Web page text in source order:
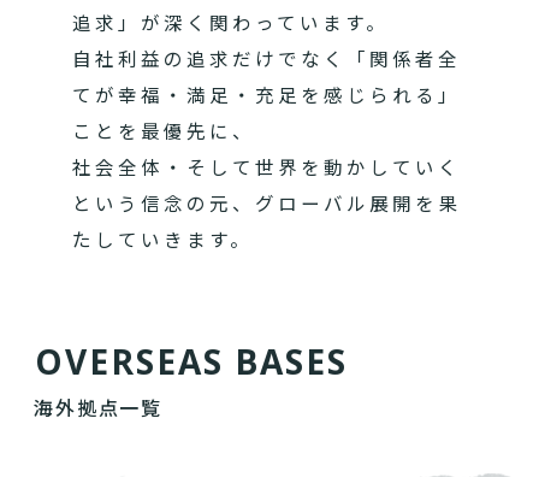
追求」が深く関わっています。
自社利益の追求だけでなく「関係者全
てが幸福・満足・充足を感じられる」
ことを最優先に、
社会全体・そして世界を動かしていく
という信念の元、グローバル展開を果
たしていきます。
OVERSEAS BASES
海外拠点一覧